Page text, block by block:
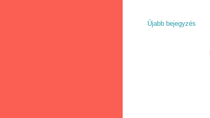
Újabb bejegyzés